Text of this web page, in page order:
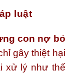
luật
con nợ bỏ
gây thiệt hại
xử lý như thế